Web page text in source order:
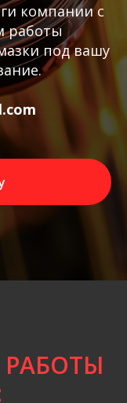
компании с
работы
под вашу